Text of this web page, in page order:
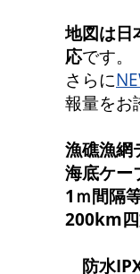
地図は
応です。
さらに
報量をお
漁礁漁網
海底ケー
1ｍ間隔
200km
防水